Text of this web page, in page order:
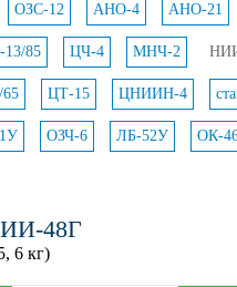
ОЗС-12 АНО-4 АНО-21
85 ЦЧ-4 МНЧ-2
ЦТ-15 ЦНИИН-4
ОЗЧ-6 ЛБ-52У ОК-
48Г
6 кг)